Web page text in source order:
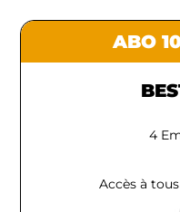
ABO
4
Accès à